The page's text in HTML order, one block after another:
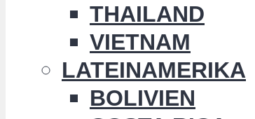
THAILAND
VIETNAM
LATEINAMERIKA
BOLIVIEN